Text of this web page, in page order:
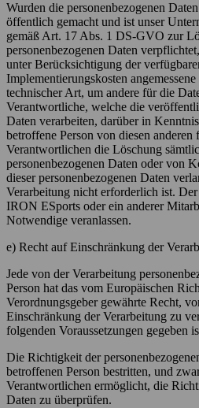
Wurden die personenbezogenen
öffentlich gemacht und ist unser
gemäß Art. 17 Abs. 1 DS-GVO zur
personenbezogenen Daten
unter Berücksichtigung der
Implementierungskosten
technischer Art, um andere für die
Verantwortliche, welche die
Daten verarbeiten, darüber in
betroffene Person von diesen
Verantwortlichen die Löschung
personenbezogenen Daten oder von
dieser personenbezogenen Daten
Verarbeitung nicht erforderlich ist.
IRON ESports oder ein anderer
Notwendige veranlassen.
e) Recht auf Einschränkung der
Jede von der Verarbeitung
Person hat das vom Europäischen
Verordnungsgeber gewährte Recht,
Einschränkung der Verarbeitung zu
folgenden Voraussetzungen gegeben
Die Richtigkeit der
betroffenen Person bestritten, und
Verantwortlichen ermöglicht, die
Daten zu überprüfen.